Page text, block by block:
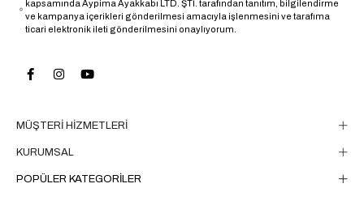
MÜŞTERİ HİZMETLERİ
KURUMSAL
POPÜLER KATEGORİLER
kapsamında Aypima Ayakkabı LTD. ŞTİ. tarafından tanıtım, bilgilendirme
ve kampanya içerikleri gönderilmesi amacıyla işlenmesini ve tarafıma
ticari elektronik ileti gönderilmesini onaylıyorum.